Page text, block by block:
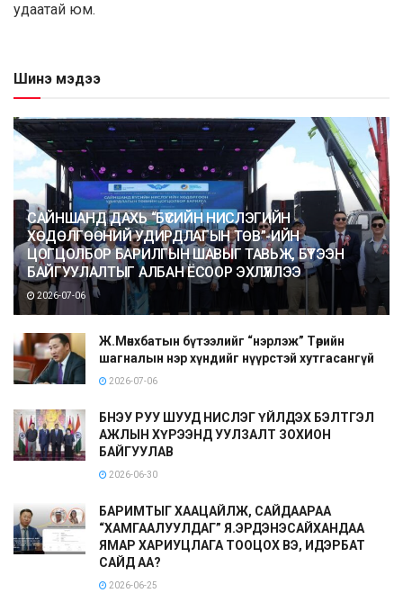
удаатай юм.
Шинэ мэдээ
САЙНШАНД ДАХЬ “БҮСИЙН НИСЛЭГИЙН
ХӨДӨЛГӨӨНИЙ УДИРДЛАГЫН ТӨВ”-ИЙН
ЦОГЦОЛБОР БАРИЛГЫН ШАВЫГ ТАВЬЖ, БҮТЭЭН
БАЙГУУЛАЛТЫГ АЛБАН ЁСООР ЭХЛҮҮЛЛЭЭ
2026-07-06
Ж.Мөнхбатын бүтээлийг “нэрлэж” Төрийн
шагналын нэр хүндийг нүүрстэй хутгасангүй
2026-07-06
БНЭУ РУУ ШУУД НИСЛЭГ ҮЙЛДЭХ БЭЛТГЭЛ
АЖЛЫН ХҮРЭЭНД УУЛЗАЛТ ЗОХИОН
БАЙГУУЛАВ
2026-06-30
БАРИМТЫГ ХААЦАЙЛЖ, САЙДААРАА
“ХАМГААЛУУЛДАГ” Я.ЭРДЭНЭСАЙХАНДАА
ЯМАР ХАРИУЦЛАГА ТООЦОХ ВЭ, ИДЭРБАТ
САЙД АА?
2026-06-25